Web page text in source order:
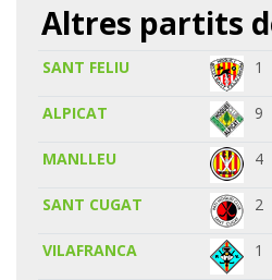
Altres partits
SANT FELIU 1
ALPICAT 9
MANLLEU 4
SANT CUGAT 2
VILAFRANCA 1